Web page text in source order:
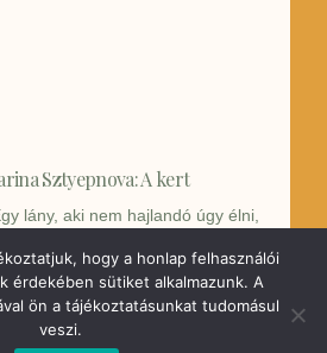
Sztyepnova: A kert
lány, aki nem hajlandó úgy élni,
hogy a honlap felhasználói
érdekében sütiket alkalmazunk. A
ön a tájékoztatásunkat tudomásul
veszi.